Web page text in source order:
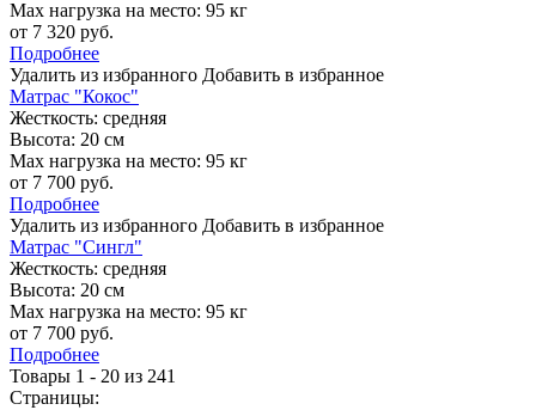
Max нагрузка на место: 95 кг
от 7 320 руб.
Подробнее
Удалить из избранного Добавить в избранное
Матрас "Кокос"
Жесткость: средняя
Высота: 20 см
Max нагрузка на место: 95 кг
от 7 700 руб.
Подробнее
Удалить из избранного Добавить в избранное
Матрас "Сингл"
Жесткость: средняя
Высота: 20 см
Max нагрузка на место: 95 кг
от 7 700 руб.
Подробнее
Товары 1 - 20 из 241
Страницы: